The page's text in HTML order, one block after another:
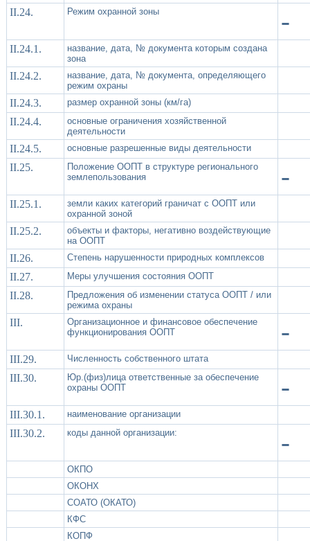
II.24. Режим охранной зоны -
II.24.1.
название, дата, № документа которым создана
зона
II.24.2.
название, дата, № документа, определяющего
режим охраны
II.24.3. размер охранной зоны (км/га)
II.24.4.
основные ограничения хозяйственной
деятельности
II.24.5. основные разрешенные виды деятельности
II.25.
Положение ООПТ в структуре регионального
землепользования
-
II.25.1.
земли каких категорий граничат с ООПТ или
охранной зоной
II.25.2.
объекты и факторы, негативно воздействующие
на ООПТ
II.26. Степень нарушенности природных комплексов
II.27. Меры улучшения состояния ООПТ
II.28.
Предложения об изменении статуса ООПТ / или
режима охраны
III.
Организационное и финансовое обеспечение
функционирования ООПТ
-
III.29. Численность собственного штата
III.30.
Юр.(физ)лица ответственные за обеспечение
охраны ООПТ
-
III.30.1. наименование организации
III.30.2. коды данной организации: -
ОКПО
ОКОНХ
СОАТО (ОКАТО)
КФС
КОПФ